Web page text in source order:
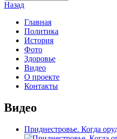
Назад
Главная
Политика
История
Фото
Здоровье
Видео
О проекте
Контакты
Видео
Приднестровье. Когда